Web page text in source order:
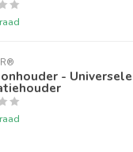
- Universele